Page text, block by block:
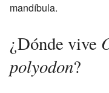
mandíbula.
¿Dónde vive
polyodon?